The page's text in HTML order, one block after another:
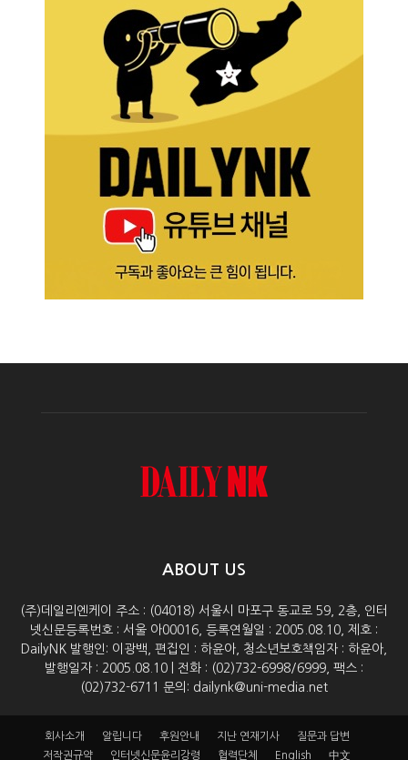
ABOUT US
(주)데일리엔케이 주소 : (04018) 서울시 마포구 동교로 59, 2층, 인터
넷신문등록번호 : 서울 아00016, 등록연월일 : 2005.08.10, 제호 :
DailyNK 발행인: 이광백, 편집인 : 하윤아, 청소년보호책임자 : 하윤아,
발행일자 : 2005.08.10 | 전화 : (02)732-6998/6999, 팩스 :
(02)732-6711 문의: dailynk@uni-media.net
회사소개 알립니다 후원안내 지난 연재기사
질문과 답변
저작권규약
인터넷신문윤리강령 협력단체 English 中文